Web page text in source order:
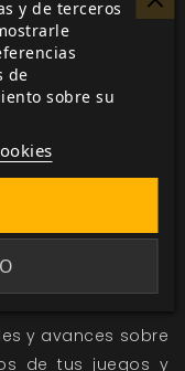
y avances sobre
de tus juegos y
y de terceros
de
sobre su